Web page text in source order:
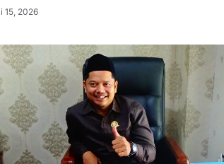
15, 2026